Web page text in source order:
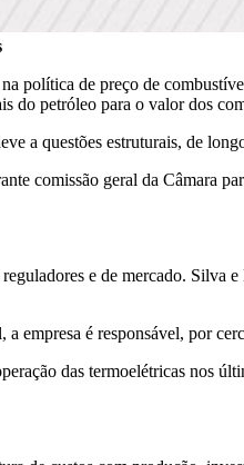
política de preço de
do petróleo para o valor dos
a questões estruturais, de
comissão geral da Câmara
e de mercado. Silva
empresa é responsável, por
das termoelétricas nos